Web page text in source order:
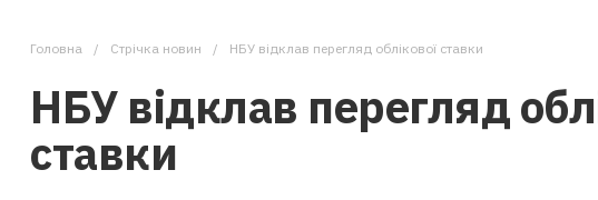
Головна Стрічка новин НБУ відклав перегляд облікової ставки
НБУ відклав перегляд
ставки